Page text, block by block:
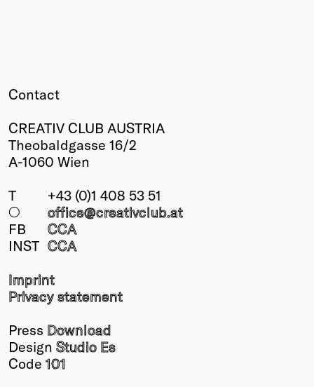
Contact
CREATIV CLUB AUSTRIA
Theobaldgasse 16/2
A-1060 Wien
T
+43 (0)1 408 53 51
○
office@creativclub.at
FB
CCA
INST CCA
Imprint
Privacy statement
Press Download
Design Studio Es
Code 101